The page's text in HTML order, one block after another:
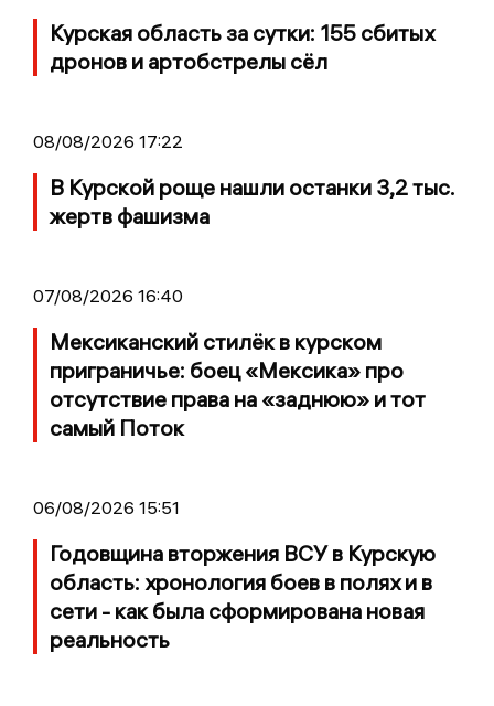
Курская область за сутки: 155 сбитых
дронов и артобстрелы сёл
08/08/2026 17:22
В Курской роще нашли останки 3,2 тыс.
жертв фашизма
07/08/2026 16:40
Мексиканский стилёк в курском
приграничье: боец «Мексика» про
отсутствие права на «заднюю» и тот
самый Поток
06/08/2026 15:51
Годовщина вторжения ВСУ в Курскую
область: хронология боев в полях и в
сети - как была сформирована новая
реальность